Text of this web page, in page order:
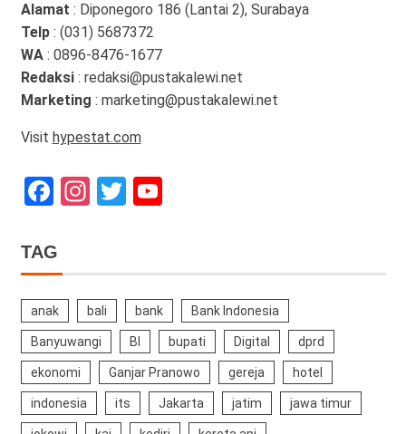
Alamat : Diponegoro 186 (Lantai 2), Surabaya
Telp: (031) 5687372
WA: 0896-8476-1677
Redaksi: redaksi@pustakalewi.net
Marketing : marketing@pustakalewi.net
Visit hypestat.com
Facebook
Instagram
TwitterYouTube
TAG
anak bali bank Bank Indonesia
Banyuwangi BI bupati Digital dprd
ekonomi Ganjar Pranowo gereja hotel
indonesia its Jakarta jatim jawa timur